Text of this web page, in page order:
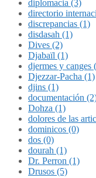
diplomacia (3)
directorio
discrepancias (1)
disdasah (1)
Dives (2)
Djabaïl (1)
djermes y canges
Djezzar-Pacha (1)
djins (1)
documentación
Dohza (1)
dolores de las
dominicos (0)
dos (0)
dourah (1)
Dr. Perron (1)
Drusos (5)